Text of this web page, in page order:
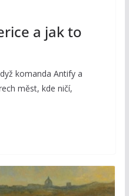
a jak to
komanda Antify a
měst, kde ničí,